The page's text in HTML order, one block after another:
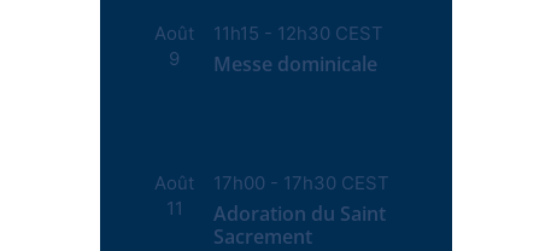
Août
9
11h15 - 12h30 CEST
Messe dominicale
Août
11
17h00 - 17h30 CEST
Adoration du Saint
Sacrement